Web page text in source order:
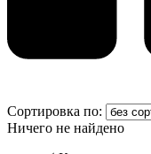
Сортировка по:
Ничего не найдено